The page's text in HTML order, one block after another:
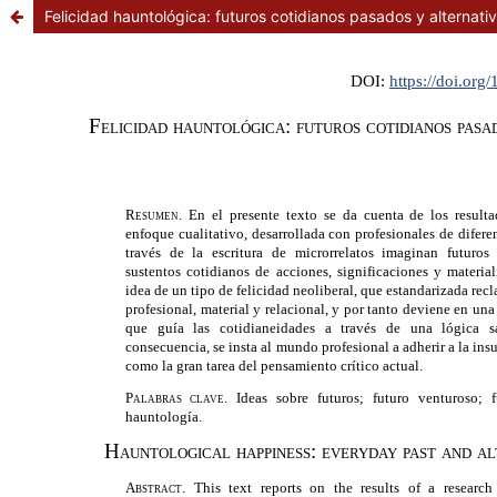
Felicidad hauntológica: futuros cotidianos pasados y